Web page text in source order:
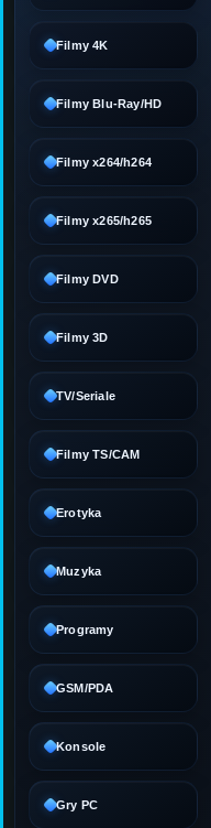
Filmy 4K
Filmy Blu-Ray/HD
Filmy x264/h264
Filmy x265/h265
Filmy DVD
Filmy 3D
TV/Seriale
Filmy TS/CAM
Erotyka
Muzyka
Programy
GSM/PDA
Konsole
Gry PC